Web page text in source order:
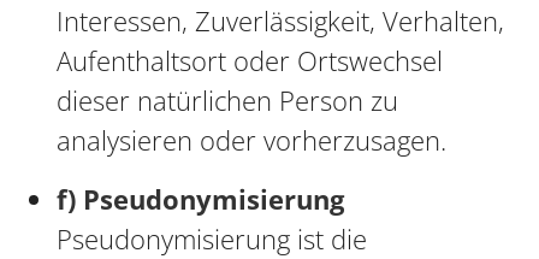
Interessen, Zuverlässigkeit, Verhalten,
Aufenthaltsort oder Ortswechsel
dieser natürlichen Person zu
analysieren oder vorherzusagen.
f) Pseudonymisierung
Pseudonymisierung ist die